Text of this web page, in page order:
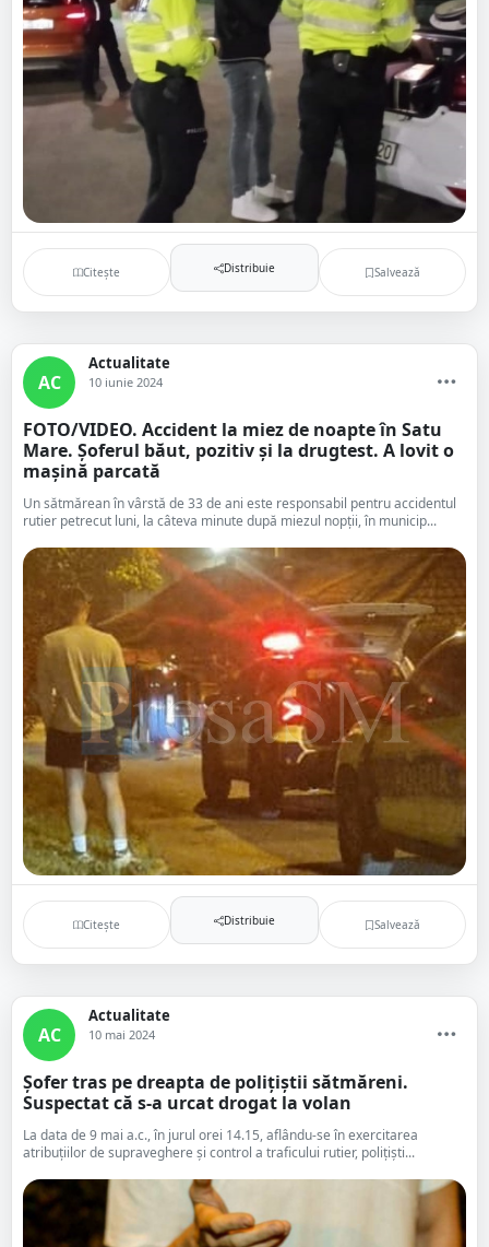
Citește Distribuie Salvează
AC
Actualitate
10 iunie 2024
FOTO/VIDEO. Accident la miez de noapte în Satu
Mare. Șoferul băut, pozitiv și la drugtest. A lovit o
mașină parcată
Un sătmărean în vârstă de 33 de ani este responsabil pentru accidentul
rutier petrecut luni, la câteva minute după miezul nopții, în municip...
Citește Distribuie Salvează
AC
Actualitate
10 mai 2024
Șofer tras pe dreapta de polițiștii sătmăreni.
Suspectat că s-a urcat drogat la volan
La data de 9 mai a.c., în jurul orei 14.15, aflându-se în exercitarea
atribuțiilor de supraveghere și control a traficului rutier, polițiști...